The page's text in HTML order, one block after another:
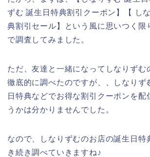
ずむ 誕生日特典割引クーポン】【 し
典割引セール】という風に思いつく限
で調査してみました。
ただ、友達と一緒になってしなりずむ
徹底的に調べたのですが、、しなりず
日特典などでお得な割引クーポンを配
うかは分かりませんでした。
なので、しなりずむのお店の誕生日特
き続き調べていきますね♪